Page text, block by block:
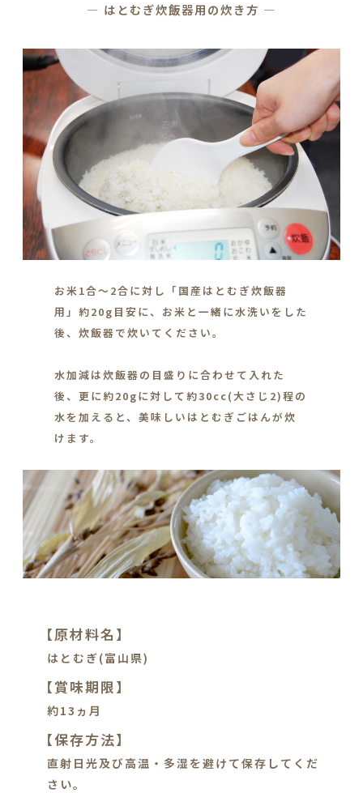
― はとむぎ炊飯器用の炊き方 ―
お米1合～2合に対し「国産はとむぎ炊飯器
用」約20g目安に、お米と一緒に水洗いをした
後、炊飯器で炊いてください。
水加減は炊飯器の目盛りに合わせて入れた
後、更に約20gに対して約30cc(大さじ2)程の
水を加えると、美味しいはとむぎごはんが炊
けます。
【原材料名】
はとむぎ(富山県)
【賞味期限】
約13ヵ月
【保存方法】
直射日光及び高温・多湿を避けて保存してくだ
さい。